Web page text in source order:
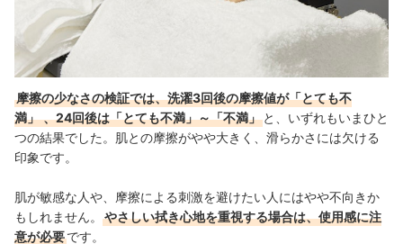
摩擦の少なさの検証では、洗濯3回後の摩擦値が「とても不
満」 、24回後は「とても不満」～「不満」 と、いずれもいまひと
つの結果でした。肌との摩擦がやや大きく、滑らかさには欠ける
印象です。
肌が敏感な人や、摩擦による刺激を避けたい人にはやや不向きか
もしれません。
やさしい拭き心地を重視する場合は、使用感に注
意が必要です。